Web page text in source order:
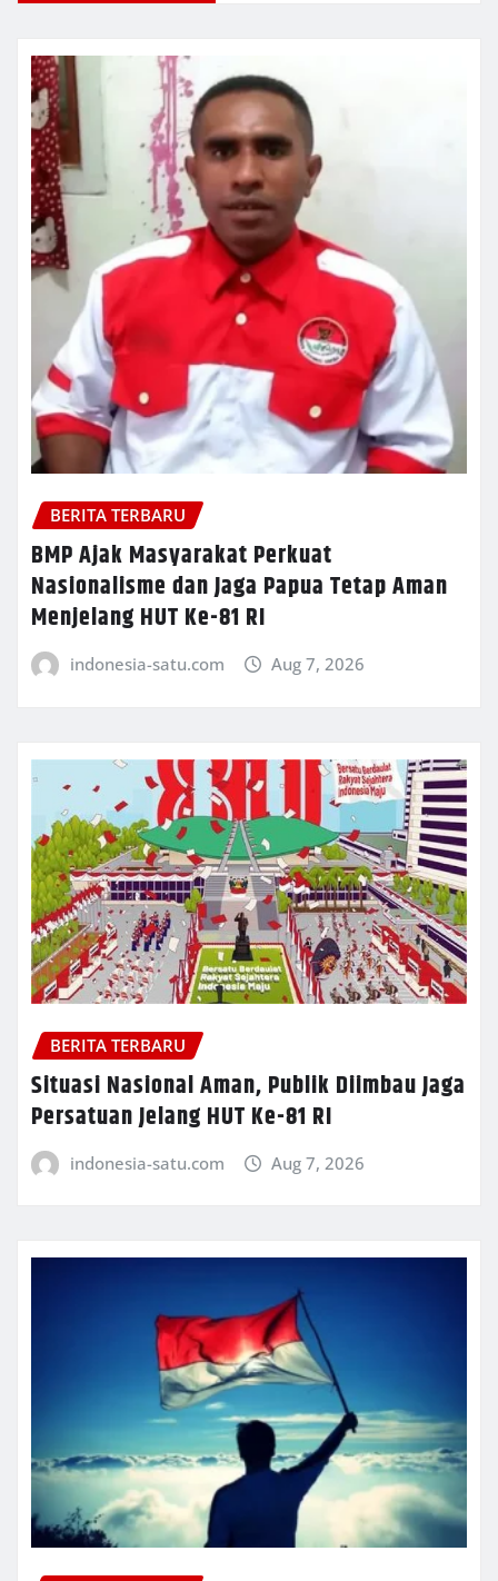
BERITA TERBARU
BMP Ajak Masyarakat Perkuat
Nasionalisme dan Jaga Papua Tetap Aman
Menjelang HUT Ke-81 RI
indonesia-satu.com Aug 7, 2026
BERITA TERBARU
Situasi Nasional Aman, Publik Diimbau Jaga
Persatuan Jelang HUT Ke-81 RI
indonesia-satu.com Aug 7, 2026